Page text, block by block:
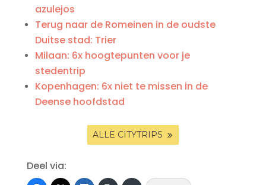
azulejos
Terug naar de Romeinen in de oudste
Duitse stad: Trier
Milaan: 6x hoogtepunten voor je
stedentrip
Kopenhagen: 6x niet te missen in de
Deense hoofdstad
ALLE CITYTRIPS
Deel via: